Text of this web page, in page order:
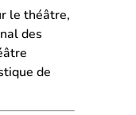
le théâtre,
des
de